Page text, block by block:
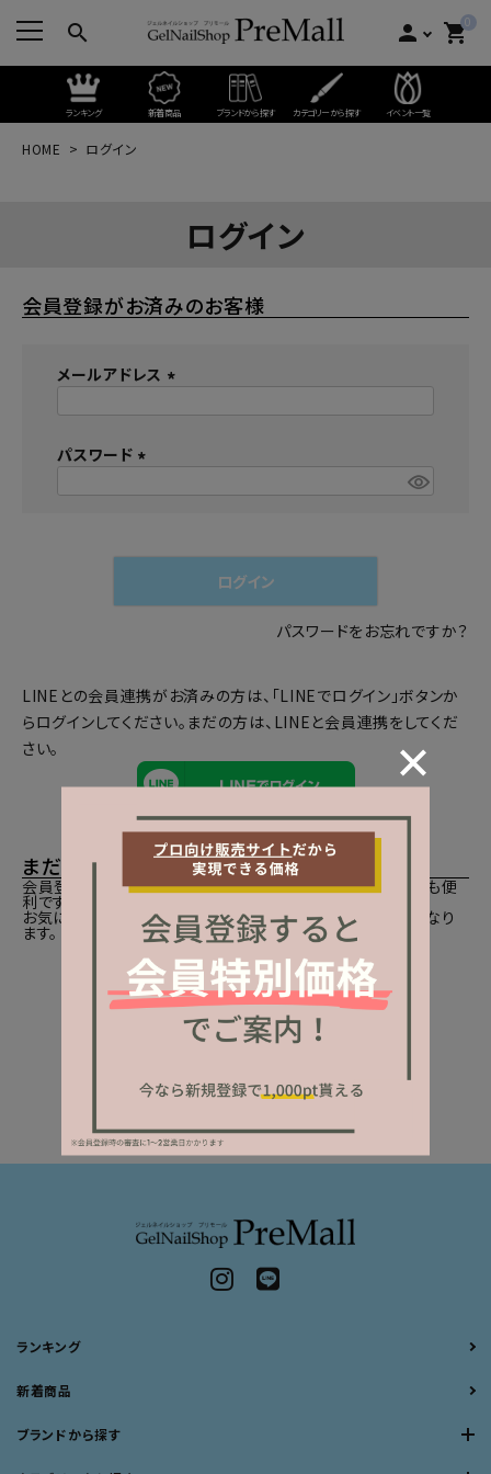
search person 0
shopping_cart
ランキング 新着商品 ブランドから探す カテゴリーから探す イベント一覧
HOME ログイン
ログイン
会員登録がお済みのお客様
メールアドレス
パスワード
)
ログイン
パスワードをお忘れですか？
LINEとの会員連携がお済みの方は、「LINEでログイン」ボタンか
らログインしてください。まだの方は、 LINEと会員連携をしてくだ
さい。
まだご登録がお済みでないお客様
会員登録をしていただきますと、二度目のお買い物時にとても便
利です。
お気に入り商品をご登録いただけるなどお買い物が便利になり
ます。
会員登録
ランキング
新着商品
ブランドから探す